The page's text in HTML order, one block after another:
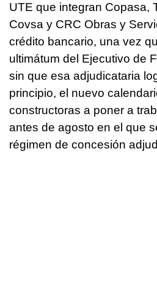
UTE que integran Copasa,
Covsa y CRC Obras y
crédito bancario, una vez
ultimátum del Ejecutivo de
sin que esa adjudicataria
principio, el nuevo
constructoras a poner a
antes de agosto en el que
régimen de concesión